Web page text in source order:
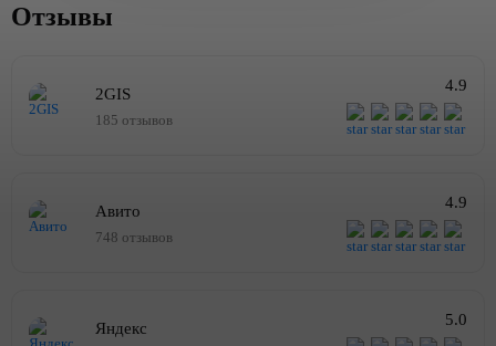
Отзывы
2GIS
185 отзывов
4.9
Авито
748 отзывов
4.9
Яндекс 5.0